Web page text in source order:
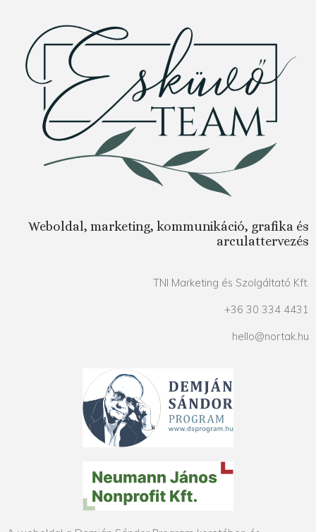
Weboldal, marketing, kommunikáció, grafika és
arculattervezés
TNI Marketing és Szolgáltató Kft.
+36 30 334 4431
hello@nortak.hu